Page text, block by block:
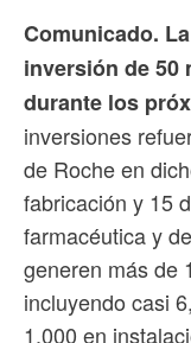
Comunicado.
inversión de 50
durante los
inversiones
de Roche en
fabricación y 15
farmacéutica y
generen más de
incluyendo casi
1,000 en